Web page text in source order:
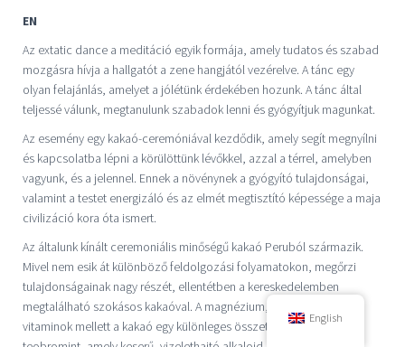
EN
Az extatic dance a meditáció egyik formája, amely tudatos és szabad
mozgásra hívja a hallgatót a zene hangjától vezérelve. A tánc egy
olyan felajánlás, amelyet a jólétünk érdekében hozunk. A tánc által
teljessé válunk, megtanulunk szabadok lenni és gyógyítjuk magunkat.
Az esemény egy kakaó-ceremóniával kezdődik, amely segít megnyílni
és kapcsolatba lépni a körülöttünk lévőkkel, azzal a térrel, amelyben
vagyunk, és a jelennel. Ennek a növénynek a gyógyító tulajdonságai,
valamint a testet energizáló és az elmét megtisztító képessége a maja
civilizáció kora óta ismert.
Az általunk kínált ceremoniális minőségű kakaó Peruból származik.
Mivel nem esik át különböző feldolgozási folyamatokon, megőrzi
tulajdonságainak nagy részét, ellentétben a kereskedelemben
megtalálható szokásos kakaóval. A magnézium, vas, kalcium és B-
vitaminok mellett a kakaó egy különleges összetevőt is tartalmaz, a
English